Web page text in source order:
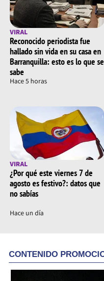
VIRAL
Reconocido periodista fue
hallado sin vida en su casa en
Barranquilla: esto es lo que se
sabe
Hace 5 horas
VIRAL
¿Por qué este viernes 7 de
agosto es festivo?: datos que
no sabías
Hace un día